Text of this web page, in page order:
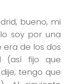
bueno, mi
soy por una
de los dos
(así fijo que
tengo que